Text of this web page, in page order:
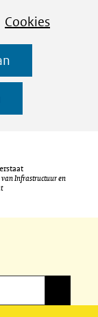
Cookies
Infrastructuur en